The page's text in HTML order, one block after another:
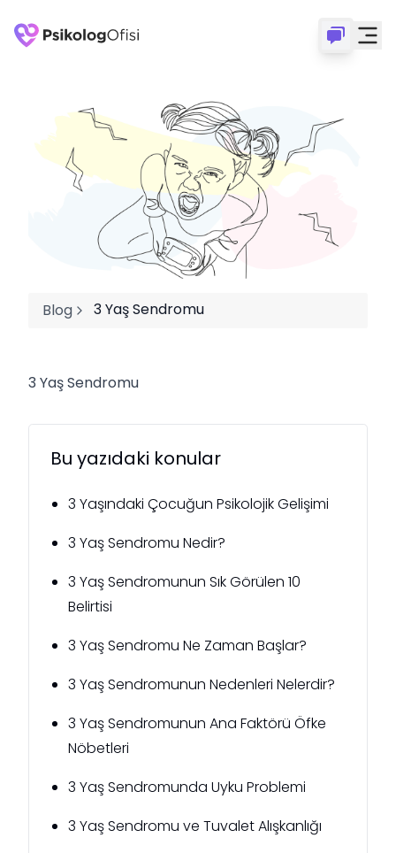
Blog 3 Yaş Sendromu
3 Yaş Sendromu
Bu yazıdaki konular
3 Yaşındaki Çocuğun Psikolojik Gelişimi
3 Yaş Sendromu Nedir?
3 Yaş Sendromunun Sık Görülen 10
Belirtisi
3 Yaş Sendromu Ne Zaman Başlar?
3 Yaş Sendromunun Nedenleri Nelerdir?
3 Yaş Sendromunun Ana Faktörü Öfke
Nöbetleri
3 Yaş Sendromunda Uyku Problemi
3 Yaş Sendromu ve Tuvalet Alışkanlığı